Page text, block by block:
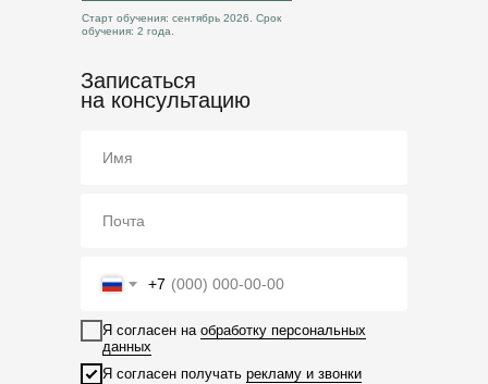
Записаться
на консультацию
Старт обучения: сентябрь 2026. Срок
обучения: 2 года.
+7
Я согласен на обработку персональных
данных
Я согласен получать рекламу и звонки